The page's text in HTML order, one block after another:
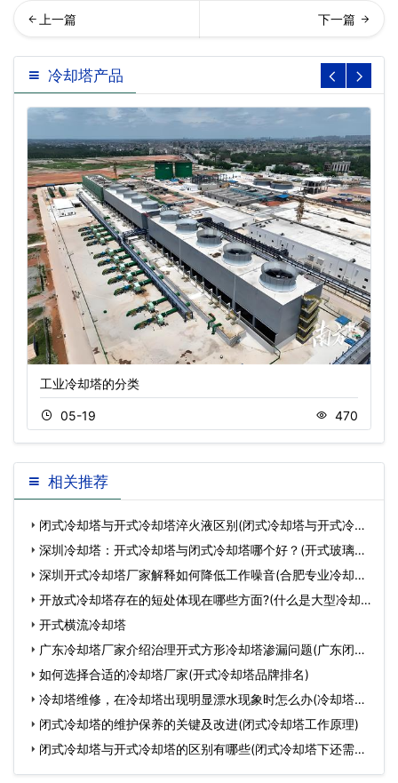
回列表 流开放式冷却塔可选配件
冷却塔产品
工业冷却塔的分类
05-19 470
相关推荐
闭式冷却塔与开式冷却塔淬火液区别(闭式冷却塔与开式冷却
塔 深圳冷却塔：开式冷却塔与闭式冷却塔哪个好？(开式玻璃钢
冷却塔
深圳开式冷却塔厂家解释如何降低工作噪音(合肥专业冷却塔
生 开放式冷却塔存在的短处体现在哪些方面?(什么是大型冷却
塔)开式横流冷却塔
广东冷却塔厂家介绍治理开式方形冷却塔渗漏问题(广东闭式
冷 如何选择合适的冷却塔厂家(开式冷却塔品牌排名)
冷却塔维修，在冷却塔出现明显漂水现象时怎么办(冷却塔大
量耗闭式冷却塔的维护保养的关键及改进(闭式冷却塔工作原理)
闭式冷却塔与开式冷却塔的区别有哪些(闭式冷却塔下还需要
循